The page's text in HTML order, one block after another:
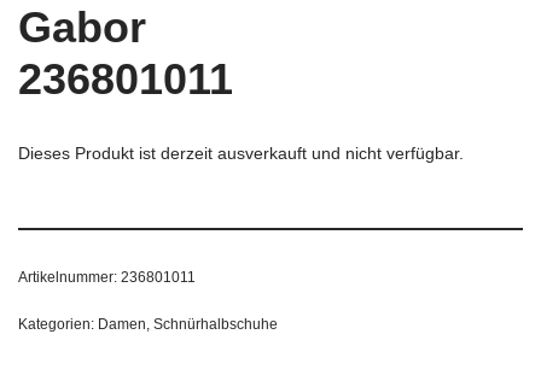
Gabor
236801011
Dieses Produkt ist derzeit ausverkauft und nicht verfügbar.
Artikelnummer: 236801011
Kategorien: Damen, Schnürhalbschuhe